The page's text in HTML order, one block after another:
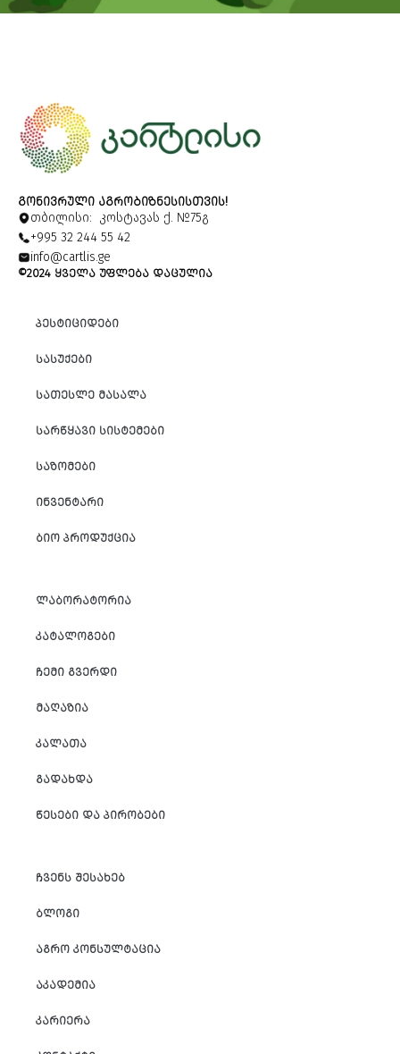
ᲒᲝᲜᲘᲕᲠᲣᲚᲘ ᲐᲒᲠᲝᲑᲘᲖᲜᲔᲡᲘᲡᲗᲕᲘᲡ!
თბილისი: კოსტავას ქ. №75გ
+995 32 244 55 42
info@cartlis.ge
©2024 ᲧᲕᲔᲚᲐ ᲣᲤᲚᲔᲑᲐ ᲓᲐᲪᲣᲚᲘᲐ
ᲞᲔᲡᲢᲘᲪᲘᲓᲔᲑᲘ
ᲡᲐᲡᲣᲥᲔᲑᲘ
ᲡᲐᲗᲔᲡᲚᲔ ᲛᲐᲡᲐᲚᲐ
ᲡᲐᲠᲬᲧᲐᲕᲘ ᲡᲘᲡᲢᲔᲛᲔᲑᲘ
ᲡᲐᲖᲝᲛᲔᲑᲘ
ᲘᲜᲕᲔᲜᲢᲐᲠᲘ
ᲑᲘᲝ ᲞᲠᲝᲓᲣᲥᲪᲘᲐ
ᲚᲐᲑᲝᲠᲐᲢᲝᲠᲘᲐ
ᲙᲐᲢᲐᲚᲝᲒᲔᲑᲘ
ᲩᲔᲛᲘ ᲒᲕᲔᲠᲓᲘ
ᲛᲐᲦᲐᲖᲘᲐ
ᲙᲐᲚᲐᲗᲐ
ᲒᲐᲓᲐᲮᲓᲐ
ᲬᲔᲡᲔᲑᲘ ᲓᲐ ᲞᲘᲠᲝᲑᲔᲑᲘ
ᲩᲕᲔᲜᲡ ᲨᲔᲡᲐᲮᲔᲑ
ᲑᲚᲝᲒᲘ
ᲐᲒᲠᲝ ᲙᲝᲜᲡᲣᲚᲢᲐᲪᲘᲐ
ᲐᲙᲐᲓᲔᲛᲘᲐ
ᲙᲐᲠᲘᲔᲠᲐ